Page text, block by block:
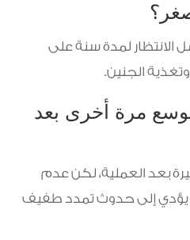
الانتظار لمدة سنة على
الجنين.
مرة أخرى بعد
بعد العملية، لكن عدم
يؤدي إلى حدوث تمدد طفيف